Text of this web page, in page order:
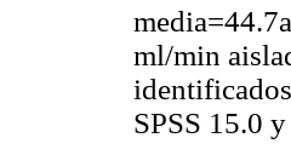
ml/min
SPSS 15.0